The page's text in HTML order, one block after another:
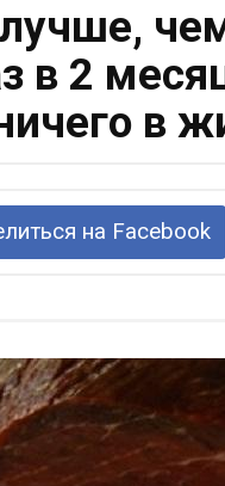
в 2
в
на Facebook